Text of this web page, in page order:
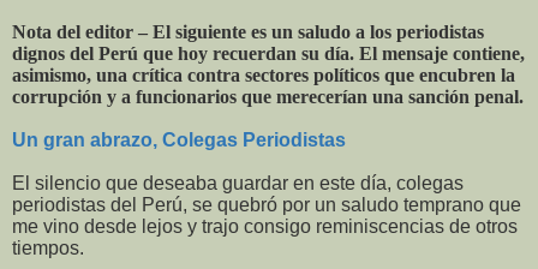
Nota del editor – El siguiente es un saludo a los periodistas
dignos del Perú que hoy recuerdan su día. El mensaje contiene,
asimismo, una crítica contra sectores políticos que encubren la
corrupción y a funcionarios que merecerían una sanción penal.
Un gran abrazo, Colegas Periodistas
El silencio que deseaba guardar en este día, colegas
periodistas del Perú, se quebró por un saludo temprano que
me vino desde lejos y trajo consigo reminiscencias de otros
tiempos.